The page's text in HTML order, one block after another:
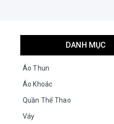
DANH MỤC
Áo Thun
Áo Khoác
Quần Thể Thao
Váy